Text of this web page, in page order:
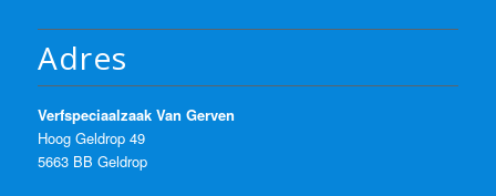
Adres
Verfspeciaalzaak Van Gerven
Hoog Geldrop 49
5663 BB Geldrop